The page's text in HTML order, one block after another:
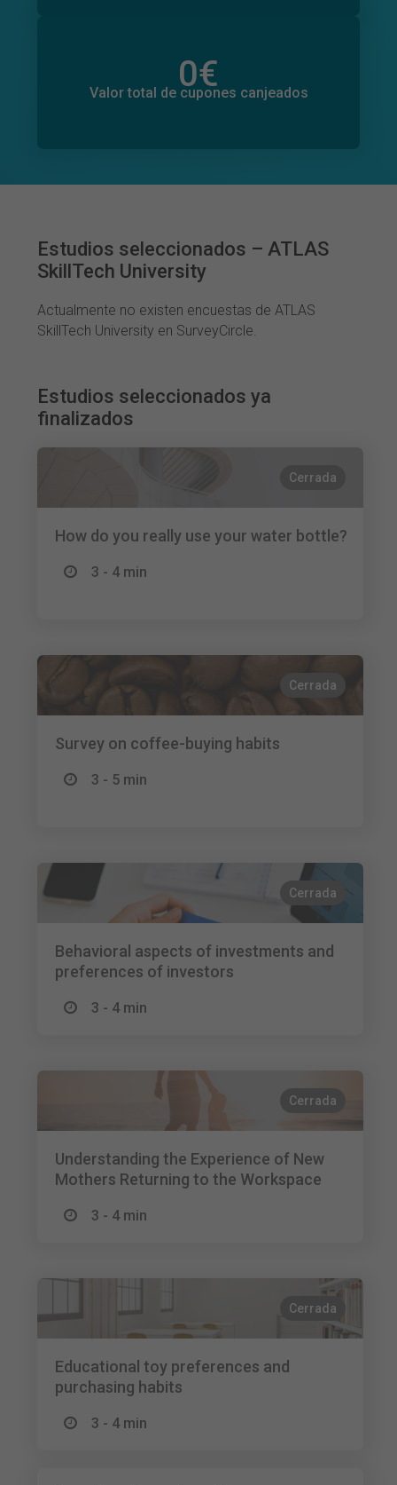
0€
Valor total de cupones canjeados
0€
Valor total de donaciones
Estudios seleccionados – ATLAS
SkillTech University
Actualmente no existen encuestas de ATLAS
SkillTech University en SurveyCircle.
Estudios seleccionados ya
finalizados
Cerrada
How do you really use your water bottle?
3 - 4 min
Cerrada
Survey on coffee-buying habits
3 - 5 min
Cerrada
Behavioral aspects of investments and
preferences of investors
3 - 4 min
Cerrada
Understanding the Experience of New
Mothers Returning to the Workspace
3 - 4 min
Cerrada
Educational toy preferences and
purchasing habits
3 - 4 min